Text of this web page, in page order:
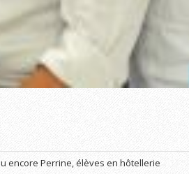
encore Perrine, élèves en hôtellerie